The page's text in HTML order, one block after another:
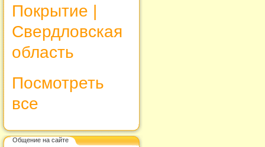
Покрытие |
Свердловская
область
Посмотреть
все
Общение на сайте